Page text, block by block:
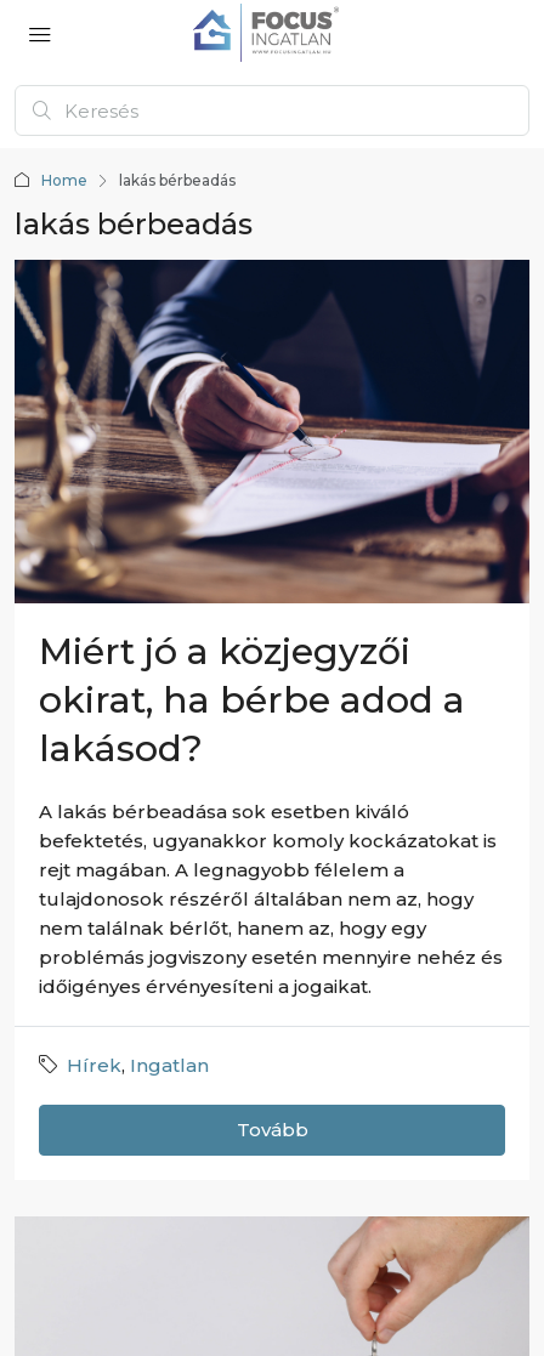
Home lakás bérbeadás
lakás bérbeadás
Miért jó a közjegyzői
okirat, ha bérbe adod a
lakásod?
A lakás bérbeadása sok esetben kiváló
befektetés, ugyanakkor komoly kockázatokat is
rejt magában. A legnagyobb félelem a
tulajdonosok részéről általában nem az, hogy
nem találnak bérlőt, hanem az, hogy egy
problémás jogviszony esetén mennyire nehéz és
időigényes érvényesíteni a jogaikat.
Hírek, Ingatlan
Tovább